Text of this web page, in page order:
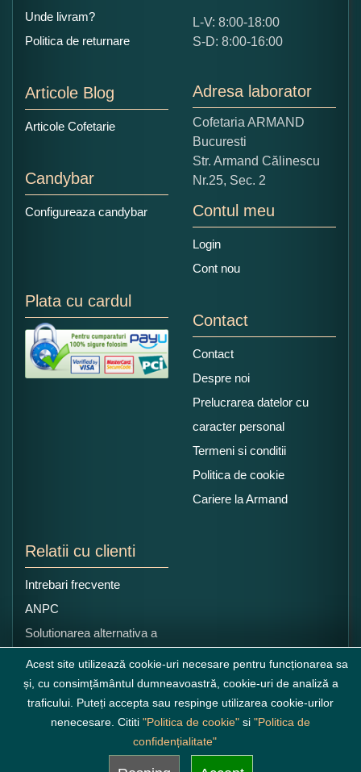
Ce nota acordati acestui produs?
5
Copiati alaturi numarul din imagine:
Unde livram?
Politica de returnare
Articole Blog
Articole Cofetarie
Candybar
Configureaza candybar
L-V: 8:00-18:00
S-D: 8:00-16:00
Adresa laborator
Cofetaria ARMAND
Bucuresti
Str. Armand Călinescu
Nr.25, Sec. 2
Contul meu
Login
Cont nou
Plata cu cardul
Contact
Contact
Despre noi
Prelucrarea datelor cu
caracter personal
Termeni si conditii
Politica de cookie
Cariere la Armand
Relatii cu clienti
Intrebari frecvente
ANPC
Solutionarea alternativa a
litigiilor
Acest site utilizează cookie-uri necesare pentru funcționarea sa
și, cu consimțământul dumneavoastră, cookie-uri de analiză a
traficului. Puteți accepta sau respinge utilizarea cookie-urilor
nenecesare. Cititi "Politica de cookie" si "Politica de
confidențialitate"